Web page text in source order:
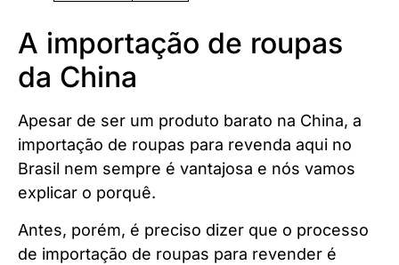
A importação de roupas
da China
Apesar de ser um produto barato na China, a
importação de roupas para revenda aqui no
Brasil nem sempre é vantajosa e nós vamos
explicar o porquê.
Antes, porém, é preciso dizer que o processo
de importação de roupas para revender é